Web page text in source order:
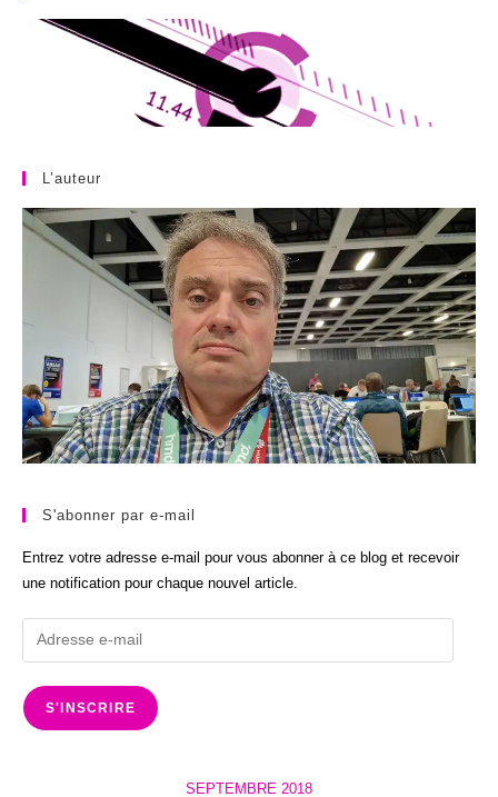
L’auteur
S'abonner par e-mail
Entrez votre adresse e-mail pour vous abonner à ce blog et recevoir
une notification pour chaque nouvel article.
Adresse
e-
mail
S'INSCRIRE
SEPTEMBRE 2018